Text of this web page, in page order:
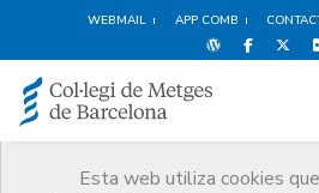
WEBMAIL APP COMB
Esta web utiliza cookies